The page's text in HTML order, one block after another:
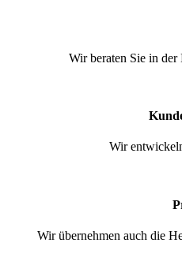
Wir beraten Sie in der
Wir
Wir übernehmen auch die